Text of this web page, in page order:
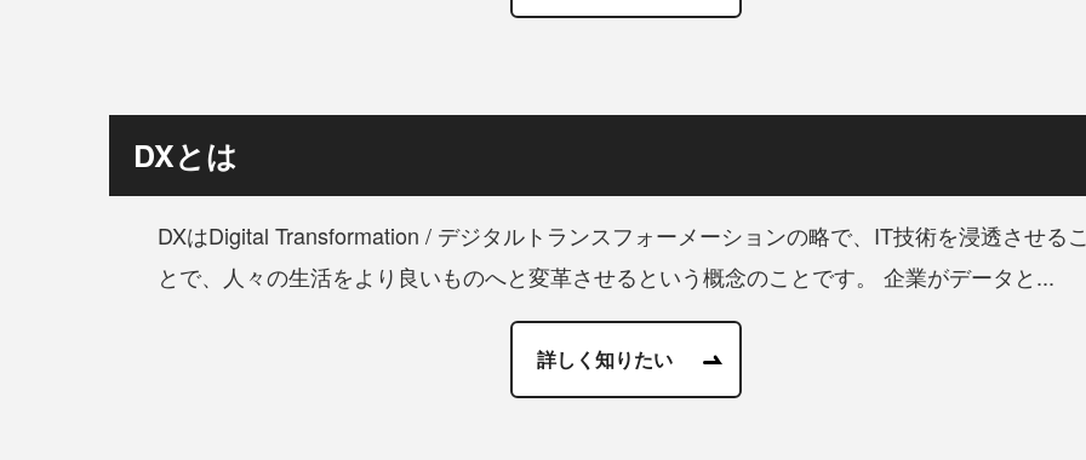
DXとは
DXはDigital Transformation / デジタルトランスフォーメーションの略で、IT技術を浸透させる
とで、人々の生活をより良いものへと変革させるという概念のことです。 企業がデータと...
詳しく知りたい